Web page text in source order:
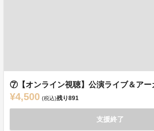
⑦【オンライン視聴】公演ライブ＆アー
¥4,500 (税込)残り891
支援終了